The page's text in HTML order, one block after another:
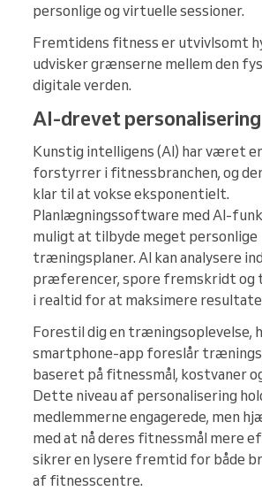
personlige og virtuelle sessioner.
Fremtidens fitness er utvivlsomt
udvisker grænserne mellem den
digitale verden.
AI-drevet personalisering
Kunstig intelligens (AI) har været
forstyrrer i fitnessbranchen, og
klar til at vokse eksponentielt.
Planlægningssoftware med AI-
muligt at tilbyde meget personlige
træningsplaner. AI kan analysere
præferencer, spore fremskridt og
i realtid for at maksimere
Forestil dig en træningsoplevelse,
smartphone-app foreslår
baseret på fitnessmål, kostvaner
Dette niveau af personalisering
medlemmerne engagerede, men
med at nå deres fitnessmål mere
sikrer en lysere fremtid for både
af fitnesscentre.